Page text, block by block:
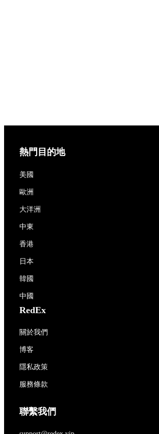
熱門目的地
美國
歐洲
大洋洲
中東
香港
日本
韓國
中國
RedEx
關於我們
博客
隱私政策
服務條款
聯繫我們